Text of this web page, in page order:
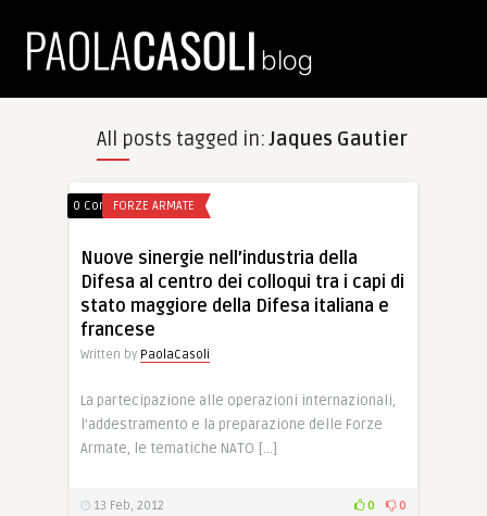
All posts tagged in:Jaques Gautier
0 CommentsFORZE ARMATE
Nuove sinergie nell’industria della
Difesa al centro dei colloqui tra i capi di
stato maggiore della Difesa italiana e
francese
Written by PaolaCasoli
La partecipazione alle operazioni internazionali,
l’addestramento e la preparazione delle Forze
Armate, le tematiche NATO […]
13 Feb, 2012 0 0